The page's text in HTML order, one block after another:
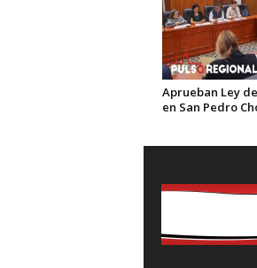
Aprueban Ley
en San Pedro